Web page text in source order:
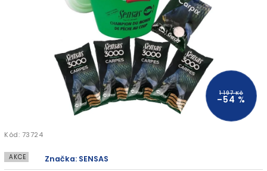
1 197 Kč
–54 %
Kód: 73724
AKCE Značka: SENSAS